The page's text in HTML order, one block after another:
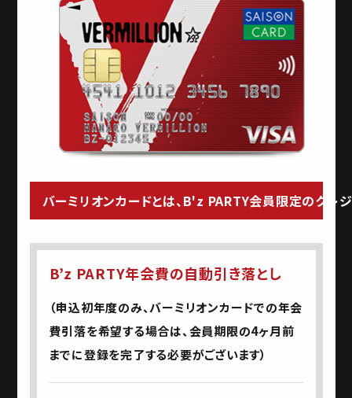
バーミリオンカードとは、B'z PARTY会員限定のクレジ
B’z PARTY年会費の自動引き落とし
（申込初年度のみ、バーミリオンカードでの年会
費引落を希望する場合は、会員期限の4ヶ月前
までに登録を完了する必要がございます）